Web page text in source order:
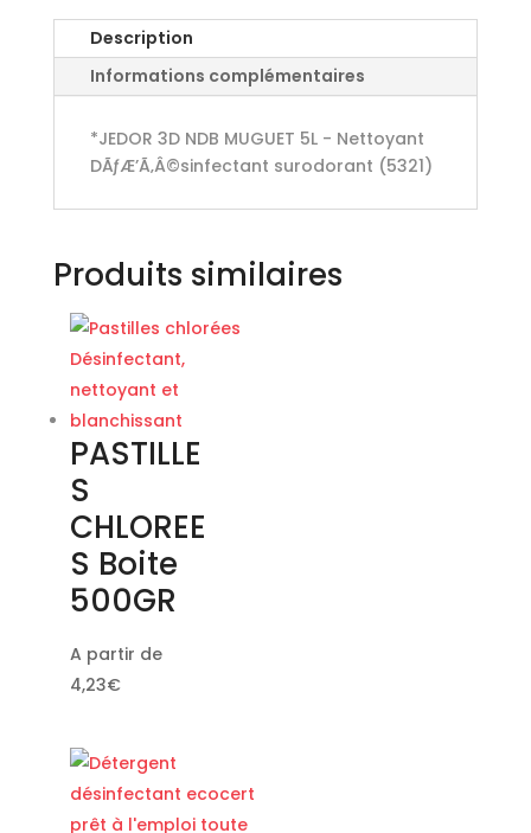
Description
Informations complémentaires
*JEDOR 3D NDB MUGUET 5L - Nettoyant
DÃƒÆ’Ã‚Â©sinfectant surodorant (5321)
Produits similaires
PASTILLE
S
CHLOREE
S Boite
500GR
A partir de
4,23€